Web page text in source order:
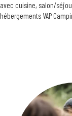
avec cuisine, salon/
hébergements VAP